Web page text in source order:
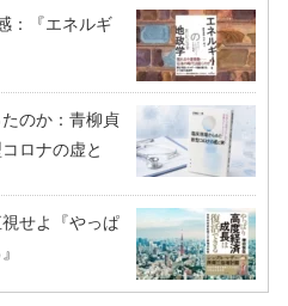
：『エネルギ
のか：青柳貞
ロナの虚と
せよ『やっぱ